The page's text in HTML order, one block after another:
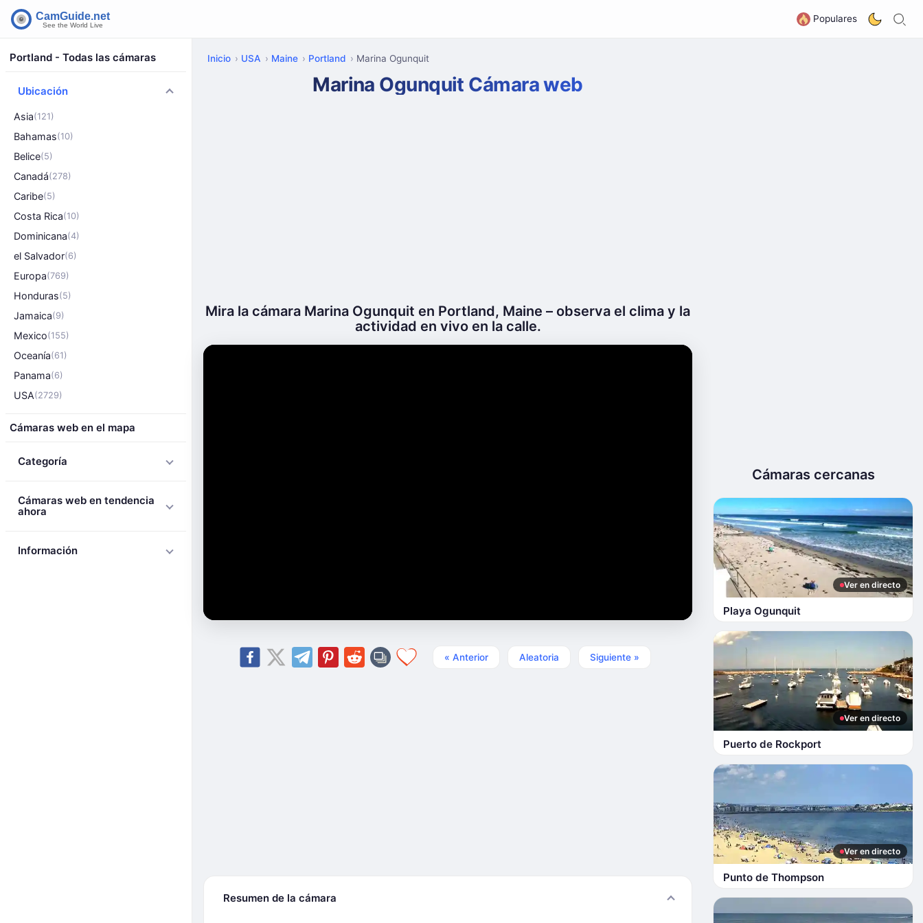
Populares
Portland - Todas las cámaras
Ubicación
Asia(121)
Bahamas(10)
Belice(5)
Canadá(278)
Caribe(5)
Costa Rica(10)
Dominicana(4)
el Salvador(6)
Europa(769)
Honduras(5)
Jamaica(9)
Mexico(155)
Oceanía(61)
Panama(6)
USA(2729)
Cámaras web en el mapa
Categoría
Cámaras web en tendencia
ahora
Información
Inicio USA Maine Portland Marina Ogunquit
Marina Ogunquit Cámara web
Mira la cámara Marina Ogunquit en Portland, Maine – observa el clima y la
actividad en vivo en la calle.
« Anterior Aleatoria Siguiente »
Resumen de la cámara
Cámaras cercanas
Ver en directo
Playa Ogunquit
Ver en directo
Puerto de Rockport
Ver en directo
Punto de Thompson